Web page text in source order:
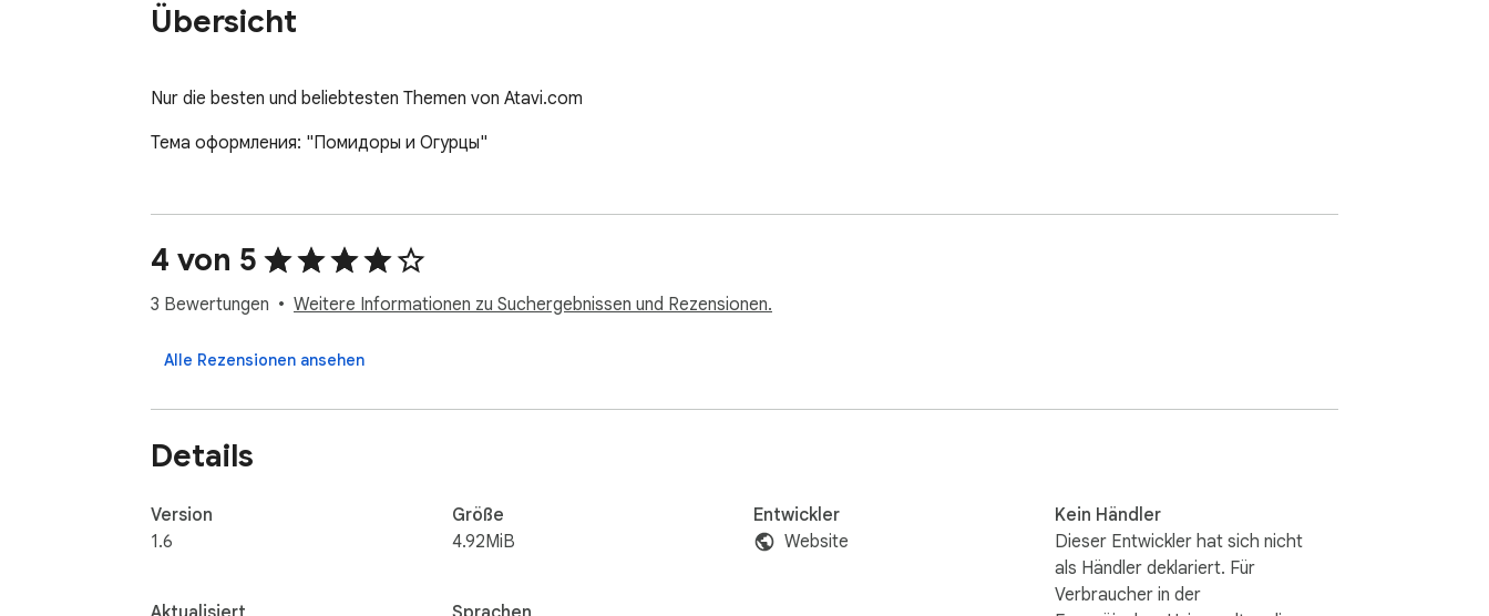
Übersicht
Nur die besten und beliebtesten Themen von Atavi.com
Тема оформления: "Помидоры и Огурцы"
4 von 5
3 Bewertungen Weitere Informationen zu Suchergebnissen und Rezensionen.
Alle Rezensionen ansehen
Details
Version
1.6
Größe
4.92MiB
Entwickler
Website
Kein Händler
Dieser Entwickler hat sich nicht
als Händler deklariert. Für
Verbraucher in der